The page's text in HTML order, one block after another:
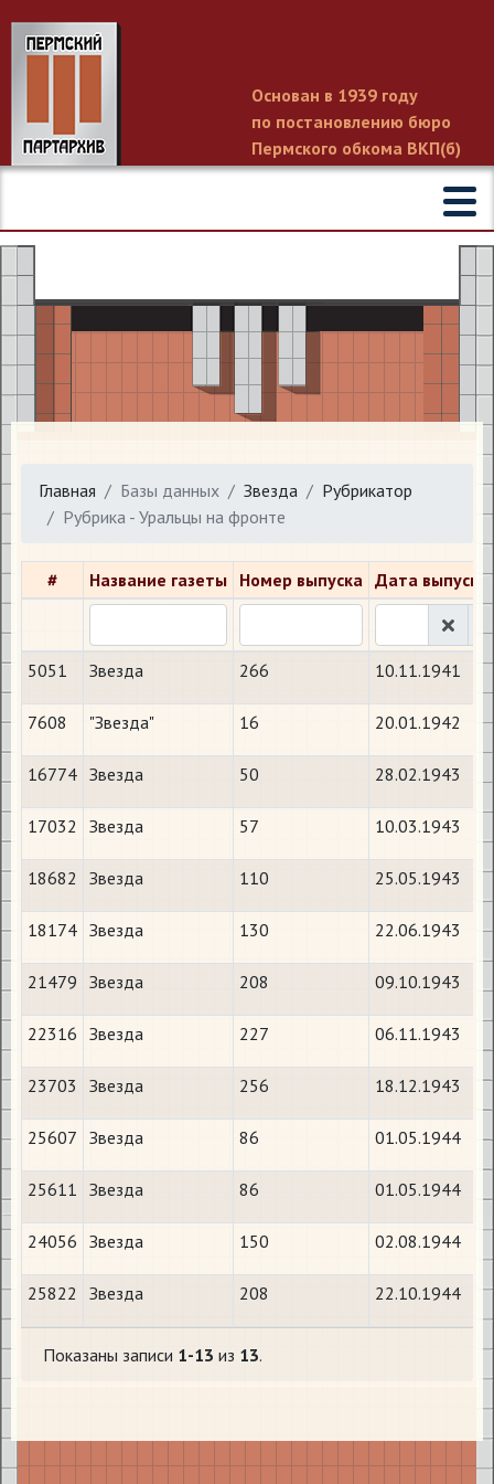
Основан в 1939 году
по постановлению бюро
Пермского обкома ВКП(б)
Главная Базы данных Звезда
Рубрикатор
Рубрика - Уральцы на фронте
# Название газеты Номер выпуска Дата выпуска
5051 Звезда 266 10.11.1941
7608 "Звезда" 16 20.01.1942
16774 Звезда 50 28.02.1943
17032 Звезда 57 10.03.1943
18682 Звезда 110 25.05.1943
18174 Звезда 130 22.06.1943
21479 Звезда 208 09.10.1943
22316 Звезда 227 06.11.1943
23703 Звезда 256 18.12.1943
25607 Звезда 86 01.05.1944
25611 Звезда 86 01.05.1944
24056 Звезда 150 02.08.1944
25822 Звезда 208 22.10.1944
Показаны записи 1-13 из 13.